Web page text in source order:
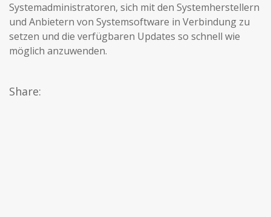
Systemadministratoren, sich mit den Systemherstellern
und Anbietern von Systemsoftware in Verbindung zu
setzen und die verfügbaren Updates so schnell wie
möglich anzuwenden.
Share: